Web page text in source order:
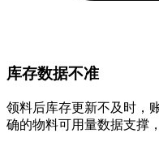
库存数据不准
领料后库存更新不及时，
确的物料可用量数据支撑